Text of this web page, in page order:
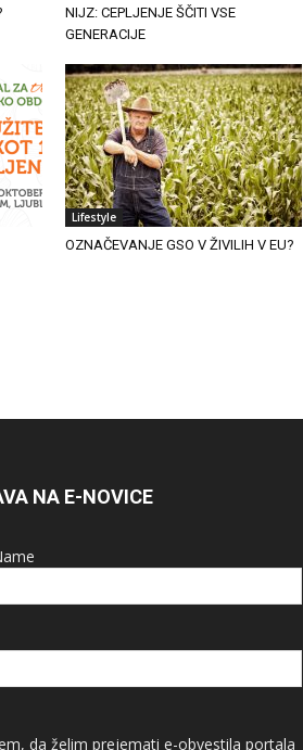
NIJZ: CEPLJENJE ŠČITI VSE
GENERACIJE
Lifestyle
OZNAČEVANJE GSO V ŽIVILIH V EU?
NA E-NOVICE
da želim prejemati e-obvestila portala